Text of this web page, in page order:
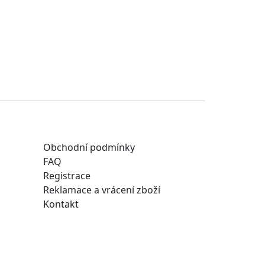
Obchodní podmínky
FAQ
Registrace
Reklamace a vrácení zboží
Kontakt